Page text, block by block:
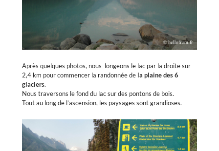
Après quelques photos, nous longeons le lac par la droite sur
2,4 km pour commencer la randonnée de la plaine des 6
glaciers.
Nous traversons le fond du lac sur des pontons de bois.
Tout au long de l’ascension, les paysages sont grandioses.